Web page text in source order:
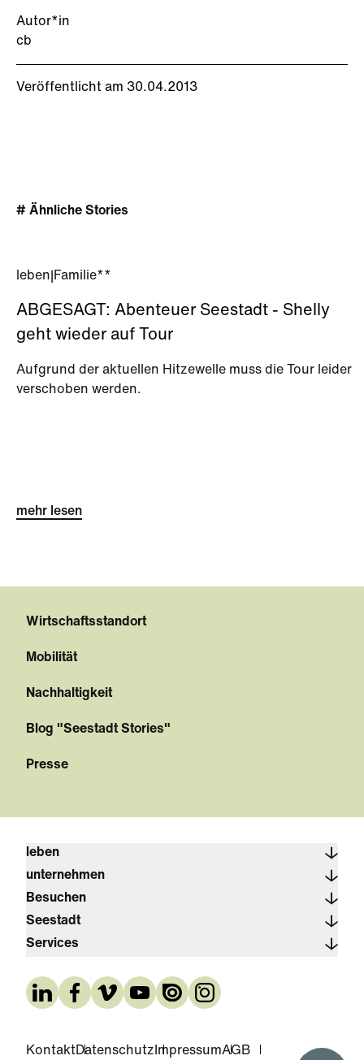
Autor*in
cb
Veröffentlicht am 30.04.2013
# Ähnliche Stories
leben Familie**
ABGESAGT: Abenteuer Seestadt - Shelly
geht wieder auf Tour
Aufgrund der aktuellen Hitzewelle muss die Tour leider
verschoben werden.
mehr lesen
Wirtschaftsstandort
Mobilität
Nachhaltigkeit
Blog "Seestadt Stories"
Presse
leben
unternehmen
Besuchen
Seestadt
Services
KontaktDatenschutz ImpressumAGB